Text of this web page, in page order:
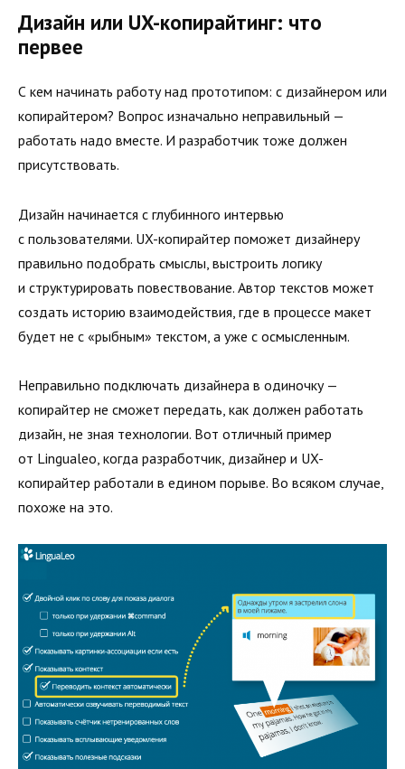
Дизайн или UX-копирайтинг: что
первее
С кем начинать работу над прототипом: с дизайнером или
копирайтером? Вопрос изначально неправильный —
работать надо вместе. И разработчик тоже должен
присутствовать.
Дизайн начинается с глубинного интервью
с пользователями. UX-копирайтер поможет дизайнеру
правильно подобрать смыслы, выстроить логику
и структурировать повествование. Автор текстов может
создать историю взаимодействия, где в процессе макет
будет не с «рыбным» текстом, а уже с осмысленным.
Неправильно подключать дизайнера в одиночку —
копирайтер не сможет передать, как должен работать
дизайн, не зная технологии. Вот отличный пример
от Lingualeo, когда разработчик, дизайнер и UX-
копирайтер работали в едином порыве. Во всяком случае,
похоже на это.